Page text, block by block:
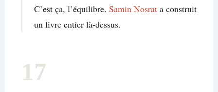
C’est ça, l’équilibre. Samin Nosrata construit
un livre entier là-dessus.
17